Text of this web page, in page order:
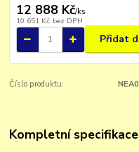
12 888 Kč/ks
10 651 Kč bez DPH
Přidat
Číslo produktu:
Kompletní specifikace